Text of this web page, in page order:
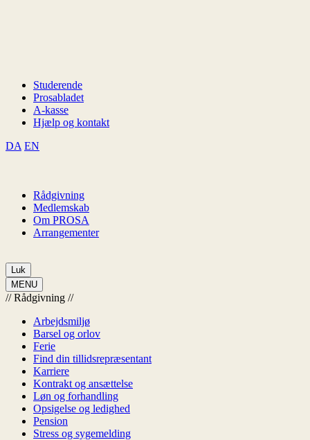
Studerende
Prosabladet
A-kasse
Hjælp og kontakt
DA EN
Rådgivning
Medlemskab
Om PROSA
Arrangementer
Luk
MENU
// Rådgivning //
Arbejdsmiljø
Barsel og orlov
Ferie
Find din tillidsrepræsentant
Karriere
Kontrakt og ansættelse
Løn og forhandling
Opsigelse og ledighed
Pension
Stress og sygemelding